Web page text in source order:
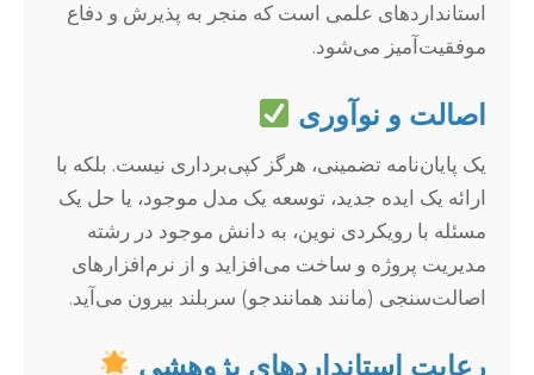
استانداردهای علمی است که منجر به پذیرش و دفاع
موفقیت‌آمیز می‌شود.
اصالت و نوآوری
یک پایان‌نامه تضمینی، هرگز کپی‌برداری نیست. بلکه با
ارائه یک ایده جدید، توسعه یک مدل موجود، یا حل یک
مسئله با رویکردی نوین، به دانش موجود در رشته
مدیریت پروژه و ساخت می‌افزاید و از نرم‌افزارهای
اصالت‌سنجی (مانند همانندجو) سربلند بیرون می‌آید.
رعایت استانداردهای پژوهشی